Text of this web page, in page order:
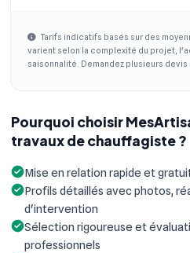
Tarifs indicatifs basés sur des
varient selon la complexité du projet,
saisonnalité. Demandez plusieurs devis
Pourquoi choisir
travaux de chauffagiste ?
Mise en relation rapide et
Profils détaillés avec photos,
d'intervention
Sélection rigoureuse et
professionnels